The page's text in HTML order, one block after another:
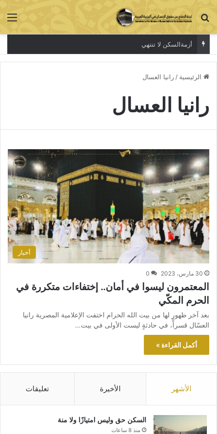
بحث عن
أزمةالسكن لا تنتهي
الرئيسية / رانيا العسال
رانيا العسال
أخبار
30 مارس، 2023 0
المعتمرون ليسوا في أمان.. إختفاءات متكررة في
الحرم المكّي
بعد آخر ظهورٍ لها من بيت الله الحرام اختفت الإعلامية المصرية رانيا
العسّال قسراً، في حادثةٍ ليست الأولى في بيت…
أكمل القراءة »
الأشهر الأخيرة تعليقات
السكن حق وليس امتيازًا ولا منة
منذ 8 ساعات